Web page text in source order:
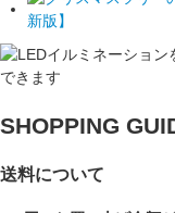
SHOPPING
送料について